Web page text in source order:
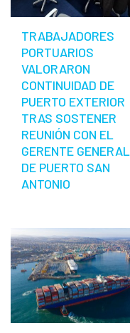
TRABAJADORES
PORTUARIOS
VALORARON
CONTINUIDAD DE
PUERTO EXTERIOR
TRAS SOSTENER
REUNIÓN CON EL
GERENTE GENERAL
DE PUERTO SAN
ANTONIO